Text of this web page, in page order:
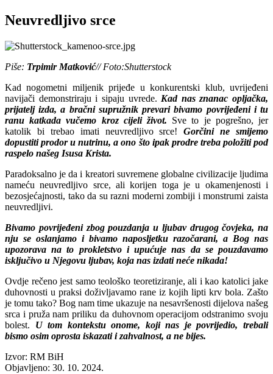
Neuvredljivo srce
Piše: Trpimir Matković// Foto:Shutterstock
Kad nogometni miljenik prijeđe u konkurentski klub, uvrijeđeni
navijači demonstriraju i sipaju uvrede. Kad nas znanac opljačka,
prijatelj izda, a bračni supružnik prevari bivamo povrijeđeni i tu
ranu katkada vučemo kroz cijeli život. Sve to je pogrešno, jer
katolik bi trebao imati neuvredljivo srce!Gorčini ne smijemo
dopustiti prodor u nutrinu, a ono što ipak prodre treba položiti pod
raspelo našeg Isusa Krista.
Paradoksalno je da i kreatori suvremene globalne civilizacije ljudima
nameću neuvredljivo srce, ali korijen toga je u okamenjenosti i
bezosjećajnosti, tako da su razni moderni zombiji i monstrumi zaista
neuvredljivi.
Bivamo povrijeđeni zbog pouzdanja u ljubav drugog čovjeka, na
nju se oslanjamo i bivamo naposljetku razočarani, a Bog nas
upozorava na to prokletstvo i upućuje nas da se pouzdavamo
isključivo u Njegovu ljubav, koja nas izdati neće nikada!
Ovdje rečeno jest samo teološko teoretiziranje, ali i kao katolici jake
duhovnosti u praksi doživljavamo rane iz kojih lipti krv bola. Zašto
je tomu tako? Bog nam time ukazuje na nesavršenosti dijelova našeg
srca i pruža nam priliku da duhovnom operacijom odstranimo svoju
bolest. U tom kontekstu onome, koji nas je povrijedio, trebali
bismo osim oprosta iskazati i zahvalnost, a ne bijes.
Izvor: RM BiH
Objavljeno: 30. 10. 2024.